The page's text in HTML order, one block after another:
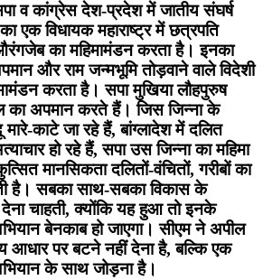
व कांग्रेस देश-प्रदेश में जातीय संघर्ष
एक विधायक महाराष्ट्र में छत्रपति
का महिमामंडन करता है। इनका
और राम जन्मभूमि तोड़वाने वाले विदेशी
करता है। सपा मुखिया लौहपुरुष
का अपमान करते हैं। जिस जिन्ना के
मारे-काटे जा रहे हैं, बांग्लादेश में दलित
हो रहे हैं, सपा उस जिन्ना का महिमा
मानसिकता दलितों-वंचितों, गरीबों का
है। सबका साथ-सबका विकास के
चाहती, क्योंकि यह हुआ तो इनके
बेनकाब हो जाएगा। सीएम ने अपील
आधार पर बटने नहीं देना है, बल्कि एक
के साथ जोड़ना है।